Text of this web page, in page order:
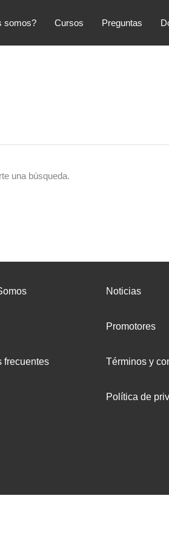
somos? Cursos Preguntas
una búsqueda.
frecuentes
Noticias
Promotores
Términos y
Política de